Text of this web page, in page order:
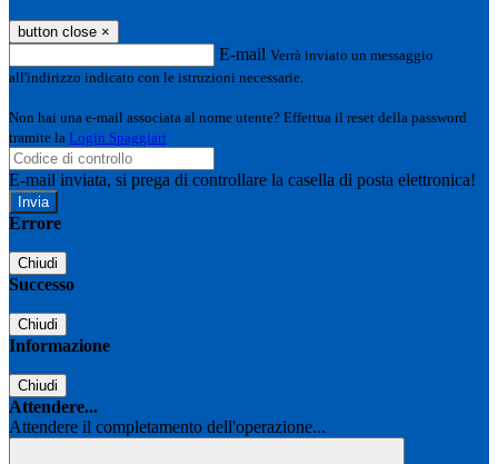
button close ×
E-mail Verrà inviato un messaggio
all'indirizzo indicato con le istruzioni necessarie.
Non hai una e-mail associata al nome utente? Effettua il reset della password
tramite la Login Spaggiari
E-mail inviata, si prega di controllare la casella di posta elettronica!
Errore
Chiudi
Successo
Chiudi
Informazione
Chiudi
Attendere...
Attendere il completamento dell'operazione...